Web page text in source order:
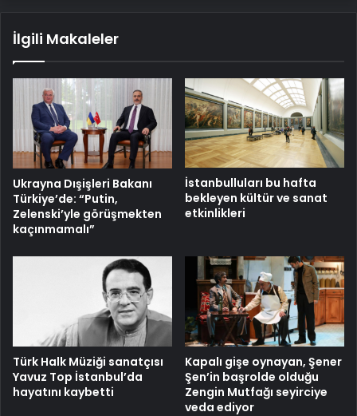
İlgili Makaleler
Ukrayna Dışişleri Bakanı
Türkiye’de: “Putin,
Zelenski’yle görüşmekten
kaçınmamalı”
İstanbulluları bu hafta
bekleyen kültür ve sanat
etkinlikleri
Türk Halk Müziği sanatçısı
Yavuz Top İstanbul’da
hayatını kaybetti
Kapalı gişe oynayan, Şener
Şen’in başrolde olduğu
Zengin Mutfağı seyirciye
veda ediyor